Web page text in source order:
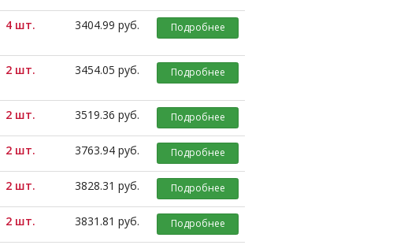
4 шт. 3404.99 руб. Подробнее
2 шт. 3454.05 руб. Подробнее
2 шт. 3519.36 руб. Подробнее
2 шт. 3763.94 руб. Подробнее
2 шт. 3828.31 руб. Подробнее
2 шт. 3831.81 руб. Подробнее